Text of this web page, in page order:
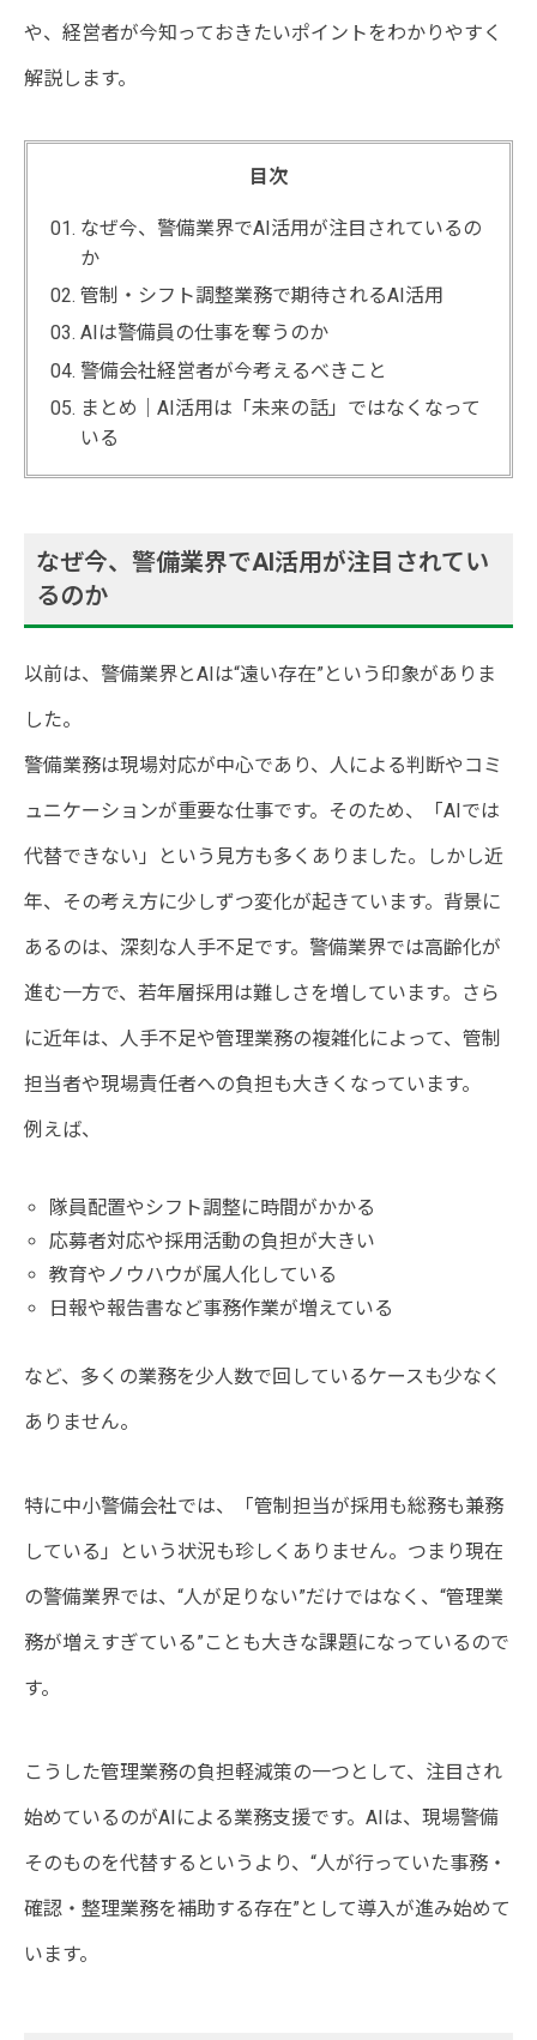
や、経営者が今知っておきたいポイントをわかりやすく
解説します。
目次
なぜ今、警備業界でAI活用が注目されているの
か
管制・シフト調整業務で期待されるAI活用
AIは警備員の仕事を奪うのか
警備会社経営者が今考えるべきこと
まとめ｜AI活用は「未来の話」ではなくなって
いる
なぜ今、警備業界でAI活用が注目されてい
るのか
以前は、警備業界とAIは“遠い存在”という印象がありま
した。
警備業務は現場対応が中心であり、人による判断やコミ
ュニケーションが重要な仕事です。そのため、「AIでは
代替できない」という見方も多くありました。しかし近
年、その考え方に少しずつ変化が起きています。背景に
あるのは、深刻な人手不足です。警備業界では高齢化が
進む一方で、若年層採用は難しさを増しています。さら
に近年は、人手不足や管理業務の複雑化によって、管制
担当者や現場責任者への負担も大きくなっています。
例えば、
隊員配置やシフト調整に時間がかかる
応募者対応や採用活動の負担が大きい
教育やノウハウが属人化している
日報や報告書など事務作業が増えている
など、多くの業務を少人数で回しているケースも少なく
ありません。
特に中小警備会社では、「管制担当が採用も総務も兼務
している」という状況も珍しくありません。つまり現在
の警備業界では、“人が足りない”だけではなく、“管理業
務が増えすぎている”ことも大きな課題になっているので
す。
こうした管理業務の負担軽減策の一つとして、注目され
始めているのがAIによる業務支援です。AIは、現場警備
そのものを代替するというより、“人が行っていた事務・
確認・整理業務を補助する存在”として導入が進み始めて
います。